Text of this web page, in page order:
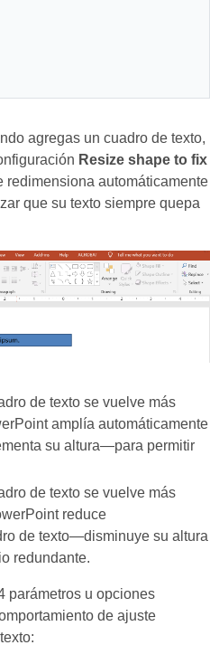
agregas un cuadro de texto,
Resize shape to fix
redimensiona automáticamente
que su texto siempre quepa
de texto se vuelve más
amplía automáticamente
su altura—para permitir
de texto se vuelve más
reduce
de texto—disminuye su altura
redundante.
parámetros u opciones
de ajuste